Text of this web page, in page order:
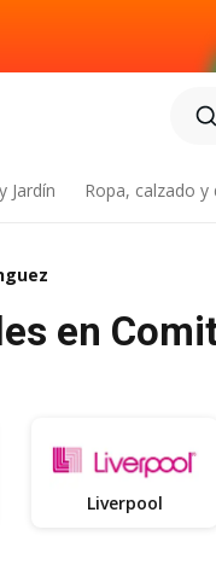
Jardín Ropa, calzado y
en
Liverpool